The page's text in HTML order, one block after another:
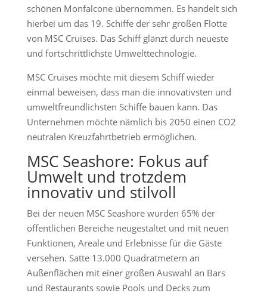
schönen Monfalcone übernommen. Es handelt sich
hierbei um das 19. Schiffe der sehr großen Flotte
von MSC Cruises. Das Schiff glänzt durch neueste
und fortschrittlichste Umwelttechnologie.
MSC Cruises möchte mit diesem Schiff wieder
einmal beweisen, dass man die innovativsten und
umweltfreundlichsten Schiffe bauen kann. Das
Unternehmen möchte nämlich bis 2050 einen CO2
neutralen Kreuzfahrtbetrieb ermöglichen.
MSC Seashore: Fokus auf
Umwelt und trotzdem
innovativ und stilvoll
Bei der neuen MSC Seashore wurden 65% der
öffentlichen Bereiche neugestaltet und mit neuen
Funktionen, Areale und Erlebnisse für die Gäste
versehen. Satte 13.000 Quadratmetern an
Außenflächen mit einer großen Auswahl an Bars
und Restaurants sowie Pools und Decks zum